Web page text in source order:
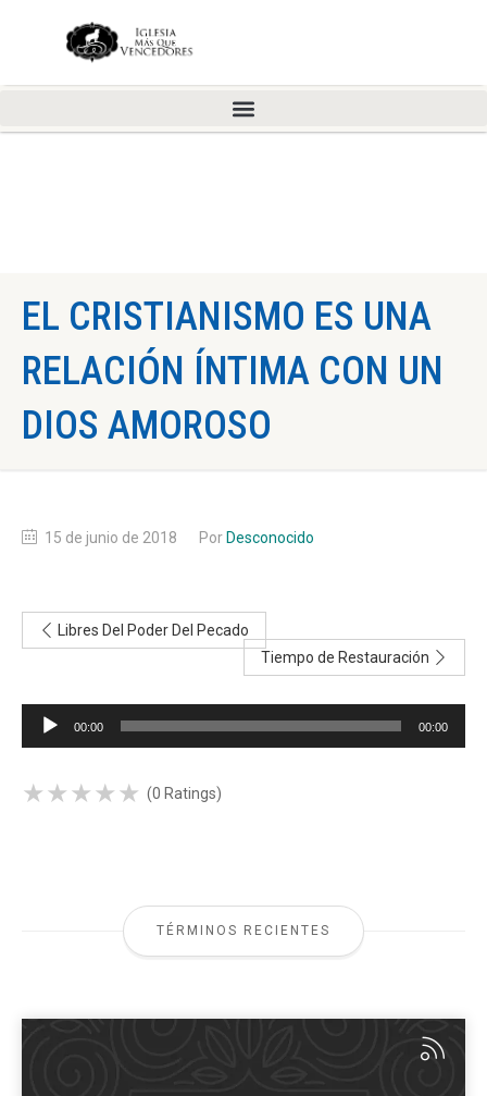
EL CRISTIANISMO ES UNA
RELACIÓN ÍNTIMA CON UN
DIOS AMOROSO
15 de junio de 2018 Por Desconocido
Libres Del Poder Del Pecado
Tiempo de Restauración
Reproductor
00:00 00:00
★★★★★
★★★★★ (0 Ratings)
TÉRMINOS RECIENTES